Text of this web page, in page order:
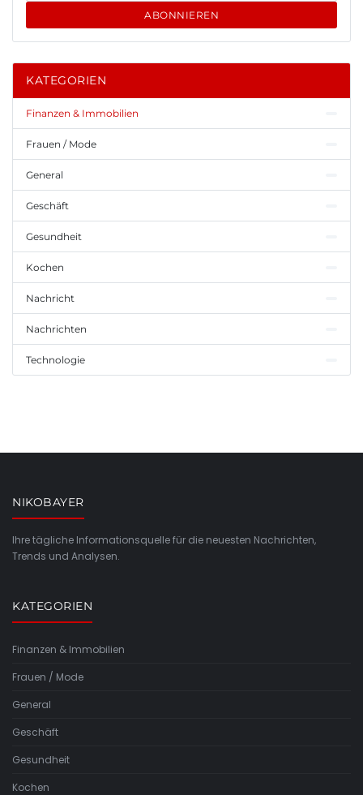
ABONNIEREN
KATEGORIEN
Finanzen & Immobilien
Frauen / Mode
General
Geschäft
Gesundheit
Kochen
Nachricht
Nachrichten
Technologie
NIKOBAYER
Ihre tägliche Informationsquelle für die neuesten Nachrichten,
Trends und Analysen.
KATEGORIEN
Finanzen & Immobilien
Frauen / Mode
General
Geschäft
Gesundheit
Kochen